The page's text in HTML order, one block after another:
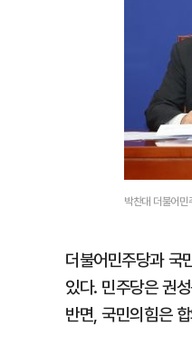
박찬대 더불어
더불어민주당과 국
있다. 민주당은 권
반면, 국민의힘은